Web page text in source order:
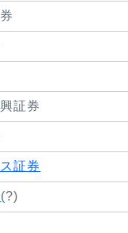
証券
証券
(?)